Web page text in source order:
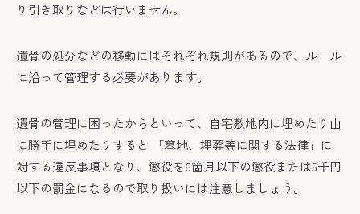
り引き取りなどは行いません。
遺骨の処分などの移動にはそれぞれ規則があるので、ルール
に沿って管理する必要があります。
遺骨の管理に困ったからといって、自宅敷地内に埋めたり山
に勝手に埋めたりすると 「墓地、埋葬等に関する法律」に
対する違反事項となり、懲役を6箇月以下の懲役または5千円
以下の罰金になるので取り扱いには注意しましょう。